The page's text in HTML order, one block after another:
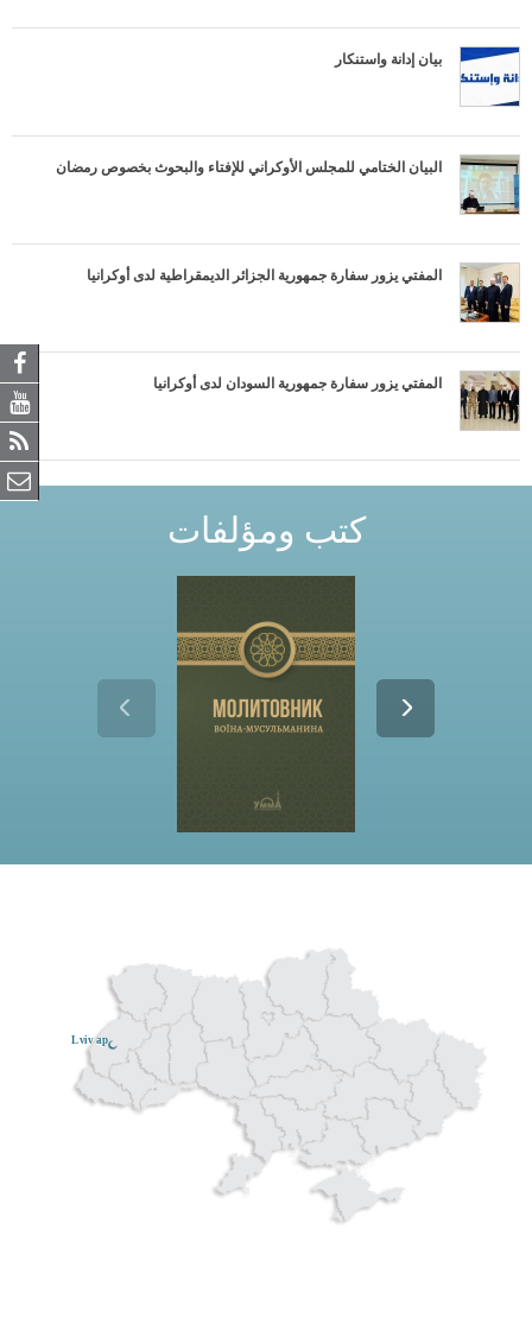
بيان إدانة واستنكار
البيان الختامي للمجلس الأوكراني للإفتاء والبحوث بخصوص رمضان
المفتي يزور سفارة جمهورية الجزائر الديمقراطية لدى أوكرانيا
المفتي يزور سفارة جمهورية السودان لدى أوكرانيا
كتب ومؤلفات
Lviv ар